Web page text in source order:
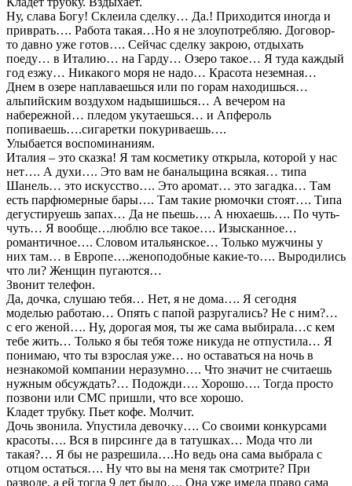
Ну, слава Богу! Склеила сделку… Да.! Приходится иногда и
приврать…. Работа такая…Но я не злоупотребляю. Договор-
то давно уже готов…. Сейчас сделку закрою, отдыхать
поеду… в Италию… на Гарду… Озеро такое… Я туда каждый
год езжу… Никакого моря не надо… Красота неземная…
Днем в озере наплаваешься или по горам находишься…
альпийским воздухом надышишься… А вечером на
набережной… пледом укутаешься… и Апфероль
попиваешь….сигаретки покуриваешь….
Улыбается воспоминаниям.
Италия – это сказка! Я там косметику открыла, которой у нас
нет…. А духи…. Это вам не банальщина всякая… типа
Шанель… это искусство…. Это аромат… это загадка… Там
есть парфюмерные бары…. Там такие рюмочки стоят…. Типа
дегустируешь запах… Да не пьешь…. А нюхаешь…. По чуть-
чуть… Я вообще…люблю все такое…. Изысканное…
романтичное…. Словом итальянское… Только мужчины у
них там… в Европе….женоподобные какие-то…. Выродились
что ли? Женщин пугаются…
Звонит телефон.
Да, дочка, слушаю тебя… Нет, я не дома…. Я сегодня
моделью работаю… Опять с папой разругались? Не с ним?…
с его женой…. Ну, дорогая моя, ты же сама выбирала…с кем
тебе жить… Только я бы тебя тоже никуда не отпустила… Я
понимаю, что ты взрослая уже… но оставаться на ночь в
незнакомой компании неразумно…. Что значит не считаешь
нужным обсуждать?… Подожди…. Хорошо…. Тогда просто
позвони или СМС пришли, что все хорошо.
Кладет трубку. Пьет кофе. Молчит.
Дочь звонила. Упустила девочку…. Со своими конкурсами
красоты…. Вся в пирсинге да в татушках… Мода что ли
такая?… Я бы не разрешила….Но ведь она сама выбрала с
отцом остаться…. Ну что вы на меня так смотрите? При
разводе, а ей тогда 9 лет было…. Она уже имела право сама